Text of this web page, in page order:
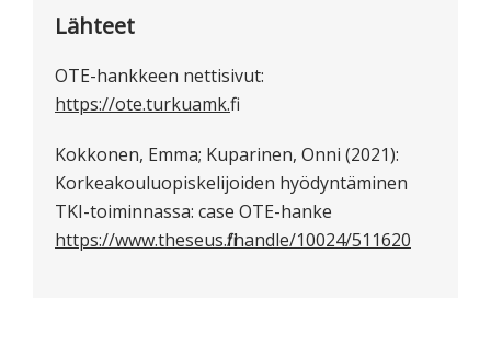
Lähteet
OTE-hankkeen nettisivut:
https://ote.turkuamk.fi
Kokkonen, Emma; Kuparinen, Onni (2021):
Korkeakouluopiskelijoiden hyödyntäminen
TKI-toiminnassa: case OTE-hanke
https://www.theseus.fi/handle/10024/511620